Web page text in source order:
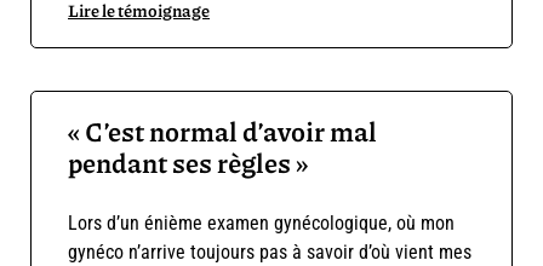
Lire le témoignage
« C’est normal d’avoir mal
pendant ses règles »
Lors d’un énième examen gynécologique, où mon
gynéco n’arrive toujours pas à savoir d’où vient mes